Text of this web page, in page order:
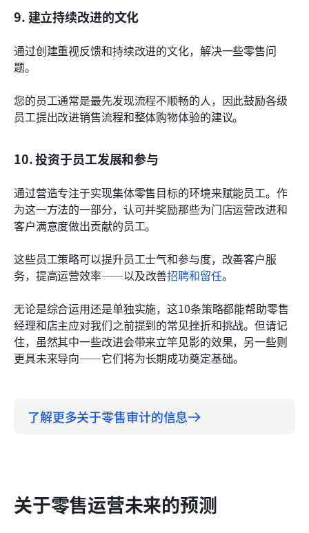
9. 建立持续改进的文化
通过创建重视反馈和持续改进的文化，解决一些零售问
题。
您的员工通常是最先发现流程不顺畅的人，因此鼓励各级
员工提出改进销售流程和整体购物体验的建议。
10. 投资于员工发展和参与
通过营造专注于实现集体零售目标的环境来赋能员工。作
为这一方法的一部分，认可并奖励那些为门店运营改进和
客户满意度做出贡献的员工。
这些员工策略可以提升员工士气和参与度，改善客户服
务，提高运营效率——以及改善招聘和留任。
无论是综合运用还是单独实施，这10条策略都能帮助零售
经理和店主应对我们之前提到的常见挫折和挑战。但请记
住，虽然其中一些改进会带来立竿见影的效果，另一些则
更具未来导向——它们将为长期成功奠定基础。
了解更多关于零售审计的信息
关于零售运营未来的预测